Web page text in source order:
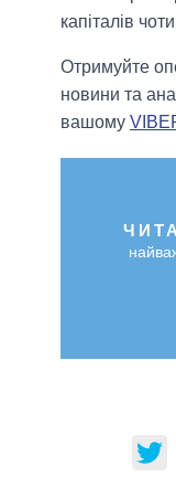
капіталів
Отримуйте
новини та
вашому